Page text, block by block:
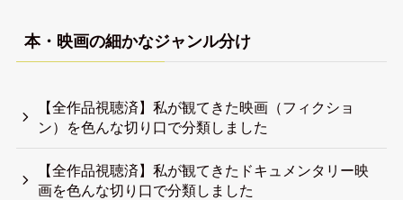
本・映画の細かなジャンル分け
【全作品視聴済】私が観てきた映画（フィクショ
ン）を色んな切り口で分類しました
【全作品視聴済】私が観てきたドキュメンタリー映
画を色んな切り口で分類しました